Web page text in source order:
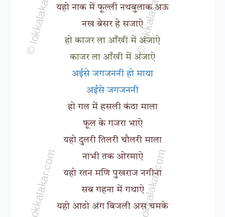
यहो नाक में फूल्ली नथबुलाक अऊ
नख बेसर हे सजाऐ
हो काजर ला आँखी में अंजाऐ
काजर ला आँखी में अंजाऐ
अईसे जगजननी हो माया
अईसे जगजननी
हो गल में हसली कंठा माला
फूल के गजरा भाऐ
यहो दुलरी तिलरी चौलरी माला
नाभी तक ओरमाऐ
यहो रतन मणि पुखराज नगीना
सब गहना में गथाऐ
यहो आठो अंग बिजली अस चमके